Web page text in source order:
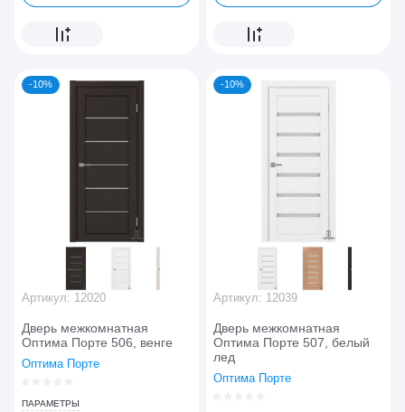
-10%
Дверь межкомнатная
Оптима Порте 506, венге
Оптима Порте
Артикул: 12020
ПАРАМЕТРЫ
-10%
Дверь межкомнатная
Оптима Порте 507, белый
лед
Оптима Порте
Артикул: 12039